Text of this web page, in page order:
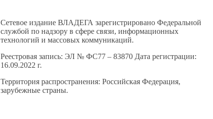
Сетевое издание ВЛАДЕГА зарегистрировано Федеральной
службой по надзору в сфере связи, информационных
технологий и массовых коммуникаций.
Реестровая запись: ЭЛ № ФС77 – 83870 Дата регистрации:
16.09.2022 г.
Территория распространения: Российская Федерация,
зарубежные страны.